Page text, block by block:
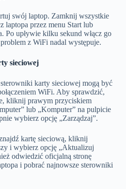
swój laptop. Zamknij wszystkie
laptopa przez menu Start lub
Po upływie kilku sekund włącz go
z WiFi nadal występuje.
sieciowej
karty sieciowej mogą być
WiFi. Aby sprawdzić,
kliknij prawym przyciskiem
lub „Komputer” na pulpicie
wybierz opcję „Zarządzaj”.
kartę sieciową, kliknij
i wybierz opcję „Aktualizuj
odwiedzić oficjalną stronę
i pobrać najnowsze sterowniki